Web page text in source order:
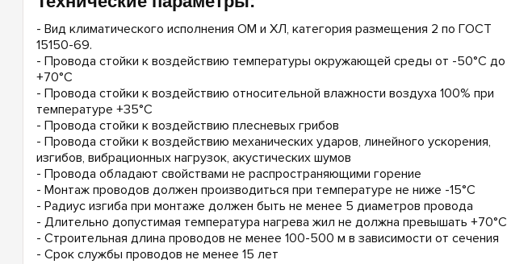
- Вид климатического исполнения ОМ и ХЛ, категория размещения 2 по ГОСТ
15150-69.
- Провода стойки к воздействию температуры окружающей среды от -50°С до
+70°С
- Провода стойки к воздействию относительной влажности воздуха 100% при
температуре +35°С
- Провода стойки к воздействию плесневых грибов
- Провода стойки к воздействию механических ударов, линейного ускорения,
изгибов, вибрационных нагрузок, акустических шумов
- Провода обладают свойствами не распространяющими горение
- Монтаж проводов должен производиться при температуре не ниже -15°С
- Радиус изгиба при монтаже должен быть не менее 5 диаметров провода
- Длительно допустимая температура нагрева жил не должна превышать +70°С
- Строительная длина проводов не менее 100-500 м в зависимости от сечения
- Срок службы проводов не менее 15 лет